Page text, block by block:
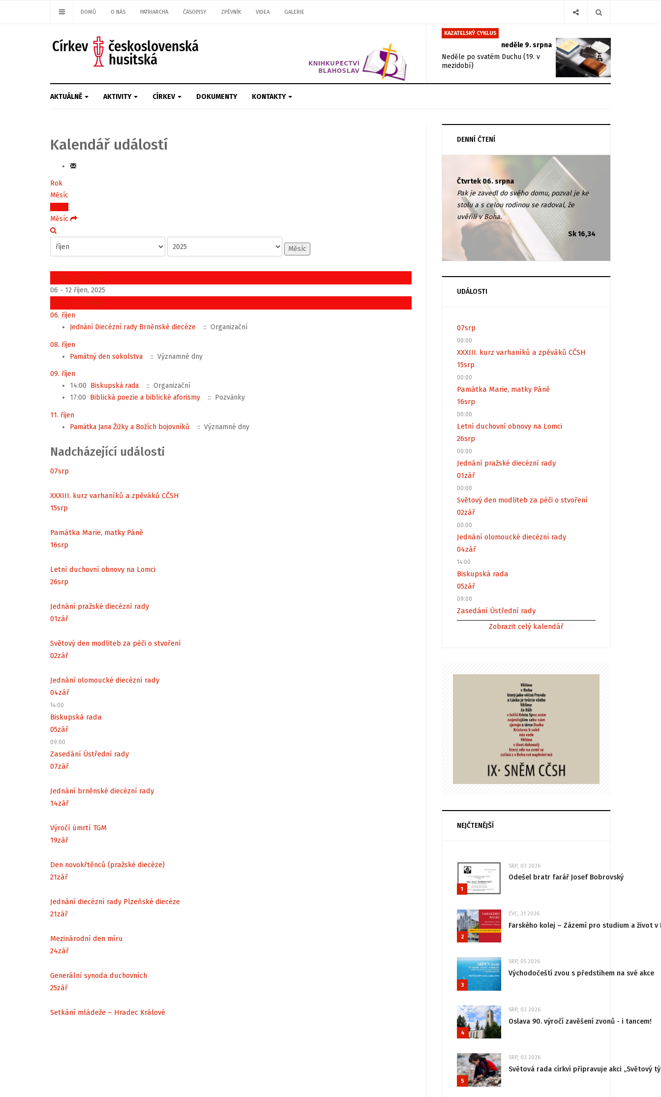
DOMŮ O NÁS PATRIARCHA ČASOPISY ZPĚVNÍK VIDEA GALERIE
KAZATELSKÝ CYKLUS
neděle 9. srpna
Neděle po svatém Duchu (19. v
mezidobí)
AKTUÁLNĚ AKTIVITY CÍRKEV DOKUMENTY KONTAKTY
Kalendář událostí
Rok
Měsíc
Týden
Měsíc
Měsíc
Předchozí týden
06 - 12 říjen, 2025
Následující týden
06. říjen
Jednání Diecézní rady Brněnské diecéze
:: Organizační
08. říjen
Památný den sokolstva
:: Významné dny
09. říjen
14:00 Biskupská rada
:: Organizační
17:00 Biblická poezie a biblické aforismy :: Pozvánky
11. říjen
Památka Jana Žižky a Božích bojovníků
:: Významné dny
Nadcházející události
07srp
XXXIII. kurz varhaníků a zpěváků CČSH
15srp
Památka Marie, matky Páně
16srp
Letní duchovní obnovy na Lomci
26srp
Jednání pražské diecézní rady
01zář
Světový den modliteb za péči o stvoření
02zář
Jednání olomoucké diecézní rady
04zář
14:00
Biskupská rada
05zář
09:00
Zasedání Ústřední rady
07zář
Jednání brněnské diecézní rady
14zář
Výročí úmrtí TGM
19zář
Den novokřtěnců (pražské diecéze)
21zář
Jednání diecézní rady Plzeňské diecéze
21zář
Mezinárodní den míru
24zář
Generální synoda duchovních
25zář
Setkání mládeže – Hradec Králové
DENNÍ ČTENÍ
Čtvrtek 06. srpna
Pak je zavedl do svého domu, pozval je ke
stolu a s celou rodinou se radoval, že
uvěřili v Boha.
Sk 16,34
UDÁLOSTI
07srp
00:00
XXXIII. kurz varhaníků a zpěváků CČSH
15srp
00:00
Památka Marie, matky Páně
16srp
00:00
Letní duchovní obnovy na Lomci
26srp
00:00
Jednání pražské diecézní rady
01zář
00:00
Světový den modliteb za péči o stvoření
02zář
00:00
Jednání olomoucké diecézní rady
04zář
14:00
Biskupská rada
05zář
09:00
Zasedání Ústřední rady
Zobrazit celý kalendář
NEJČTENĚJŠÍ
1
SRP, 03 2026
Odešel bratr farář Josef Bobrovský
2
ČVC, 31 2026
Farského kolej – Zázemí pro studium a život v
3
SRP, 05 2026
Východočeští zvou s předstihem na své akce
4
SRP, 03 2026
Oslava 90. výročí zavěšení zvonů - i tancem!
5
SRP, 03 2026
Světová rada církví připravuje akci „Světový